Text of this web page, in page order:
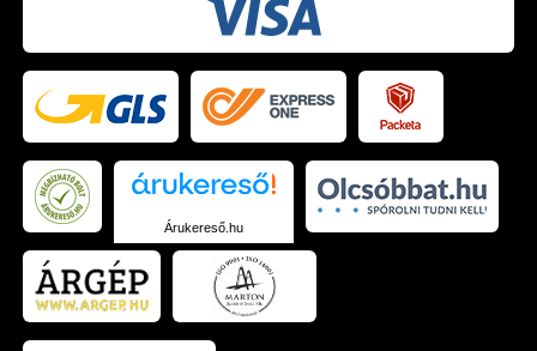
Árukereső.hu